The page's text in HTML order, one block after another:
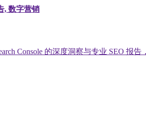
, 数字营销
Console 的深度洞察与专业 SEO 报告